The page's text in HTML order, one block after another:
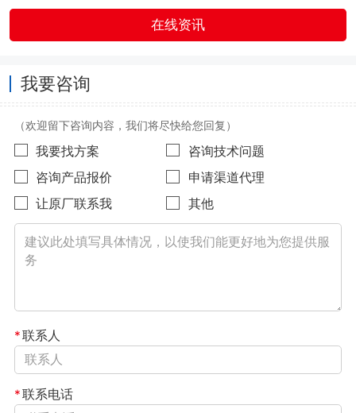
在线资讯
我要咨询
（欢迎留下咨询内容，我们将尽快给您回复）
我要找方案
咨询技术问题
咨询产品报价
申请渠道代理
让原厂联系我
其他
*联系人
*联系电话